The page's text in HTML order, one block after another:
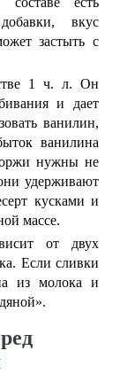
вкус
застыть с
1 ч. л. Он
и дает
ванилин,
ванилина
нужны не
удерживают
кусками и
массе.
от двух
Если сливки
из молока и